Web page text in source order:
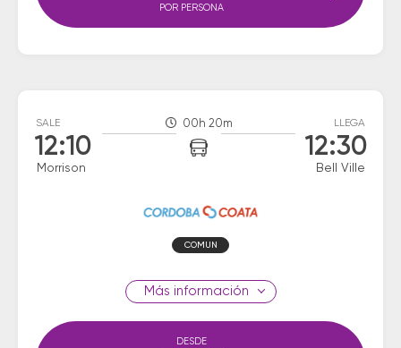
POR PERSONA
SALE
12:10
Morrison
00h 20m LLEGA
12:30
Bell Ville
COMUN
información
DESDE